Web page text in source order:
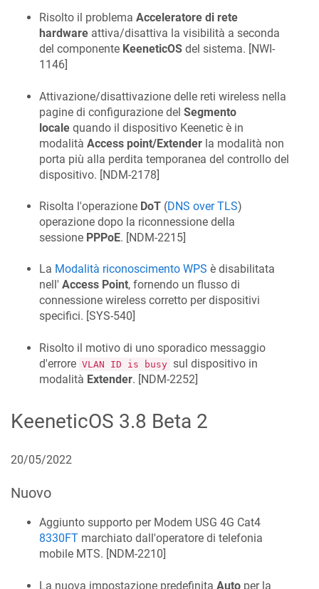
Risolto il problema Acceleratore di rete
hardware attiva/disattiva la visibilità a seconda
del componente KeenetiсOS del sistema. [NWI-
1146]
Attivazione/disattivazione delle reti wireless nella
pagine di configurazione del Segmento
locale quando il dispositivo Keenetic è in
modalità Access point/Extender la modalità non
porta più alla perdita temporanea del controllo del
dispositivo. [NDM-2178]
Risolta l'operazione DoT (DNS over TLS)
operazione dopo la riconnessione della
sessione PPPoE. [NDM-2215]
La Modalità riconoscimento WPS è disabilitata
nell' Access Point, fornendo un flusso di
connessione wireless corretto per dispositivi
specifici. [SYS-540]
Risolto il motivo di uno sporadico messaggio
d'errore VLAN ID is busy sul dispositivo in
modalità Extender. [NDM-2252]
KeeneticOS 3.8 Beta 2
20/05/2022
Nuovo
Aggiunto supporto per Modem USG 4G Cat4
8330FT marchiato dall'operatore di telefonia
mobile MTS. [NDM-2210]
La nuova impostazione predefinita Auto per la